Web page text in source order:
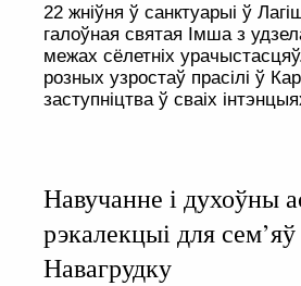
22 жніўня ў санктуарыі ў
галоўная святая Імша з
межах сёлетніх
розных узростаў прасілі ў
заступніцтва ў сваіх
Навучанне і духоўны
рэкалекцыі для
Навагрудку